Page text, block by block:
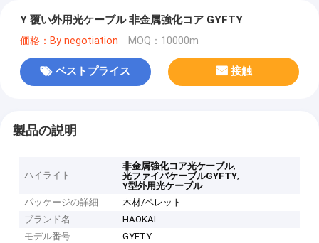
Y 覆い外用光ケーブル 非金属強化コア GYFTY
価格：By negotiation MOQ：10000m
ベストプライス 接触
製品の説明
ハイライト
非金属強化コア光ケーブル,
光ファイバケーブルGYFTY,
Y型外用光ケーブル
パッケージの詳細
木材/ペレット
ブランド名
HAOKAI
モデル番号
GYFTY